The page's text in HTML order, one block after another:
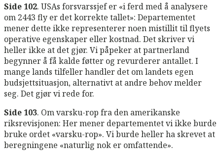
Side 102. USAs forsvarssjef er «i ferd med å analysere
om 2443 fly er det korrekte tallet»: Departementet
mener dette ikke representerer noen mistillit til flyets
operative egenskaper eller kostnad. Det skriver vi
heller ikke at det gjør. Vi påpeker at partnerland
begynner å få kalde føtter og revurderer antallet. I
mange lands tilfeller handler det om landets egen
budsjettsituasjon, alternativt at andre behov melder
seg. Det gjør vi rede for.
Side 103. Om varsku-rop fra den amerikanske
riksrevisjonen: Her mener departementet vi ikke burde
bruke ordet «varsku-rop». Vi burde heller ha skrevet at
beregningene «naturlig nok er omfattende».